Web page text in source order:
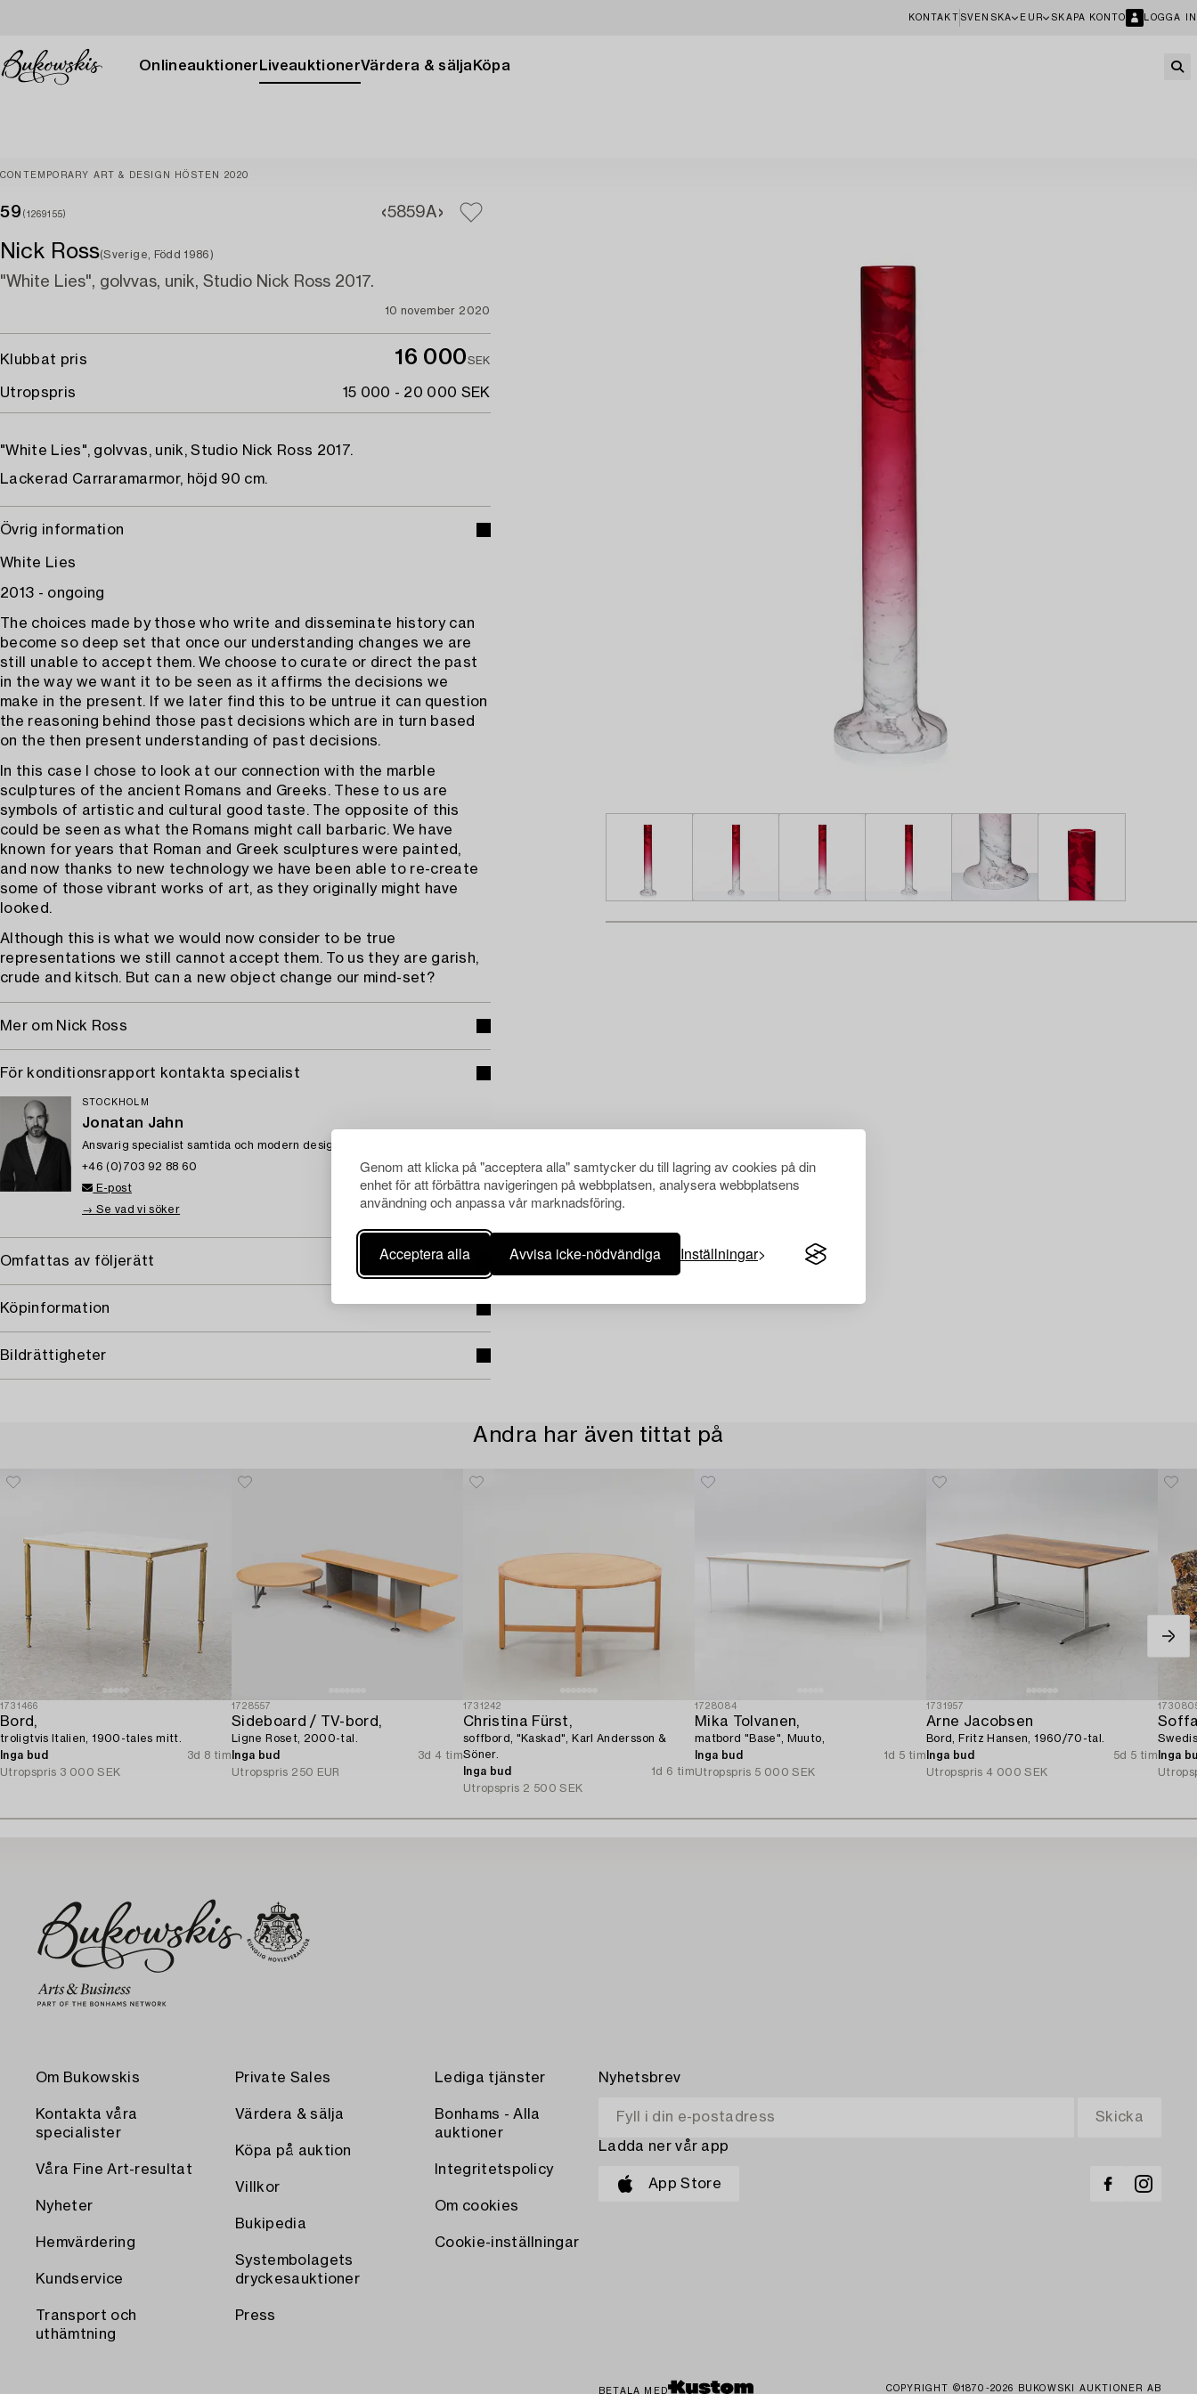
Genom att klicka på "acceptera alla" samtycker du till lagring av cookies på din
enhet för att förbättra navigeringen på webbplatsen, analysera webbplatsens
användning och anpassa vår marknadsföring.
Acceptera alla Avvisa icke-nödvändiga Inställningar
KONTAKT SVENSKA EUR SKAPA KONTO LOGGA IN
Onlineauktioner LiveauktionerVärdera & sälja Köpa
CONTEMPORARY ART & DESIGN HÖSTEN 2020
59 (1269155) 5859A
Nick Ross(Sverige, Född 1986)
"White Lies", golvvas, unik, Studio Nick Ross 2017.
10 november 2020
Klubbat pris 16 000SEK
Utropspris 15 000 - 20 000 SEK
"White Lies", golvvas, unik, Studio Nick Ross 2017.
Lackerad Carraramarmor, höjd 90 cm.
Övrig information
White Lies
2013 - ongoing
The choices made by those who write and disseminate history can
become so deep set that once our understanding changes we are
still unable to accept them. We choose to curate or direct the past
in the way we want it to be seen as it affirms the decisions we
make in the present. If we later find this to be untrue it can question
the reasoning behind those past decisions which are in turn based
on the then present understanding of past decisions.
In this case I chose to look at our connection with the marble
sculptures of the ancient Romans and Greeks. These to us are
symbols of artistic and cultural good taste. The opposite of this
could be seen as what the Romans might call barbaric. We have
known for years that Roman and Greek sculptures were painted,
and now thanks to new technology we have been able to re-create
some of those vibrant works of art, as they originally might have
looked.
Although this is what we would now consider to be true
representations we still cannot accept them. To us they are garish,
crude and kitsch. But can a new object change our mind-set?
Mer om Nick Ross
För konditionsrapport kontakta specialist
STOCKHOLM
Jonatan Jahn
Ansvarig specialist samtida och modern design
+46 (0)703 92 88 60
E-post
→ Se vad vi söker
Omfattas av följerätt
Köpinformation
Bildrättigheter
Andra har även tittat på
1731466
Bord,
troligtvis Italien, 1900-tales mitt.
Inga bud
3d 8 tim
Utropspris 3 000 SEK
1728557
Sideboard / TV-bord,
Ligne Roset, 2000-tal.
Inga bud
3d 4 tim
Utropspris 250 EUR
1731242
Christina Fürst,
soffbord, "Kaskad", Karl Andersson &
Söner.
Inga bud
1d 6 tim
Utropspris 2 500 SEK
1728084
Mika Tolvanen,
matbord "Base", Muuto,
Inga bud
1d 5 tim
Utropspris 5 000 SEK
1731957
Arne Jacobsen
Bord, Fritz Hansen, 1960/70-tal.
Inga bud
5d 5 tim
Utropspris 4 000 SEK
Inga
Om Bukowskis
Kontakta våra
specialister
Våra Fine Art-resultat
Nyheter
Hemvärdering
Kundservice
Transport och
uthämtning
Private Sales
Värdera & sälja
Köpa på auktion
Villkor
Bukipedia
Systembolagets
dryckesauktioner
Press
Lediga tjänster
Bonhams - Alla
auktioner
Integritetspolicy
Om cookies
Cookie-inställningar
Nyhetsbrev
Ladda ner vår app
App Store
BETALA MED COPYRIGHT ©1870-2026 BUKOWSKI AUKTIONER AB